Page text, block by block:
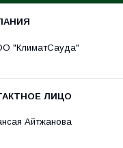
"КлиматСауда"
Айтжанова